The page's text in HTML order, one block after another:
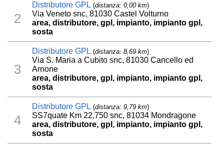
2
Distributore GPL (distanza: 0,00 km)
Via Veneto snc, 81030 Castel Volturno
area, distributore, gpl, impianto, impianto gpl,
sosta
3
Distributore GPL (distanza: 8,69 km)
Via S. Maria a Cubito snc, 81030 Cancello ed
Arnone
area, distributore, gpl, impianto, impianto gpl,
sosta
4
Distributore GPL (distanza: 9,79 km)
SS7quate Km 22,750 snc, 81034 Mondragone
area, distributore, gpl, impianto, impianto gpl,
sosta